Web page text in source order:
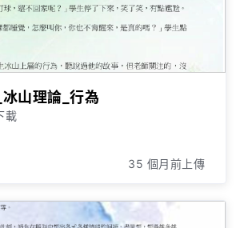
山理論_行為
載
35 個月前上傳